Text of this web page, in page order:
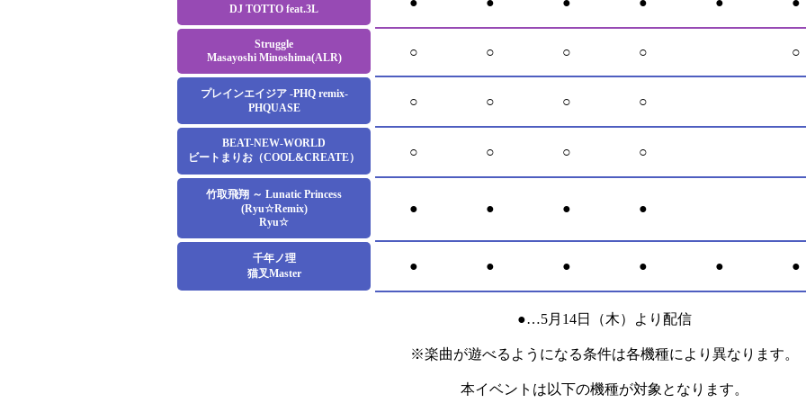
DJ TOTTO feat.3L
Struggle
Masayoshi Minoshima(ALR)
○ ○ ○ ○ ○
プレインエイジア -PHQ remix-
PHQUASE
○ ○ ○ ○
BEAT-NEW-WORLD
ビートまりお（COOL&CREATE）
○ ○ ○ ○
竹取飛翔 ～ Lunatic Princess
(Ryu☆Remix)
Ryu☆
● ● ● ●
千年ノ理
猫叉Master
● ● ● ● ● ●
●…5月14日（木）より配信
※楽曲が遊べるようになる条件は各機種により異なります。
本イベントは以下の機種が対象となります。